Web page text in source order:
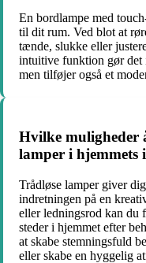
En bordlampe med
til dit rum. Ved blot at
tænde, slukke eller
intuitive funktion gør det
men tilføjer også et
Hvilke muligheder
lamper i hjemmets
Trådløse lamper giver
indretningen på en
eller ledningsrod kan du
steder i hjemmet efter
at skabe stemningsfuld
eller skabe en hyggelig